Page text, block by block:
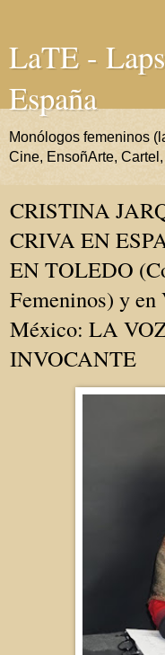
LaTE -
España
Monólogos femeninos
Cine, EnsoñArte,
CRISTINA
CRIVA EN
EN TOLEDO
Femeninos) y
México: LA
INVOCANTE